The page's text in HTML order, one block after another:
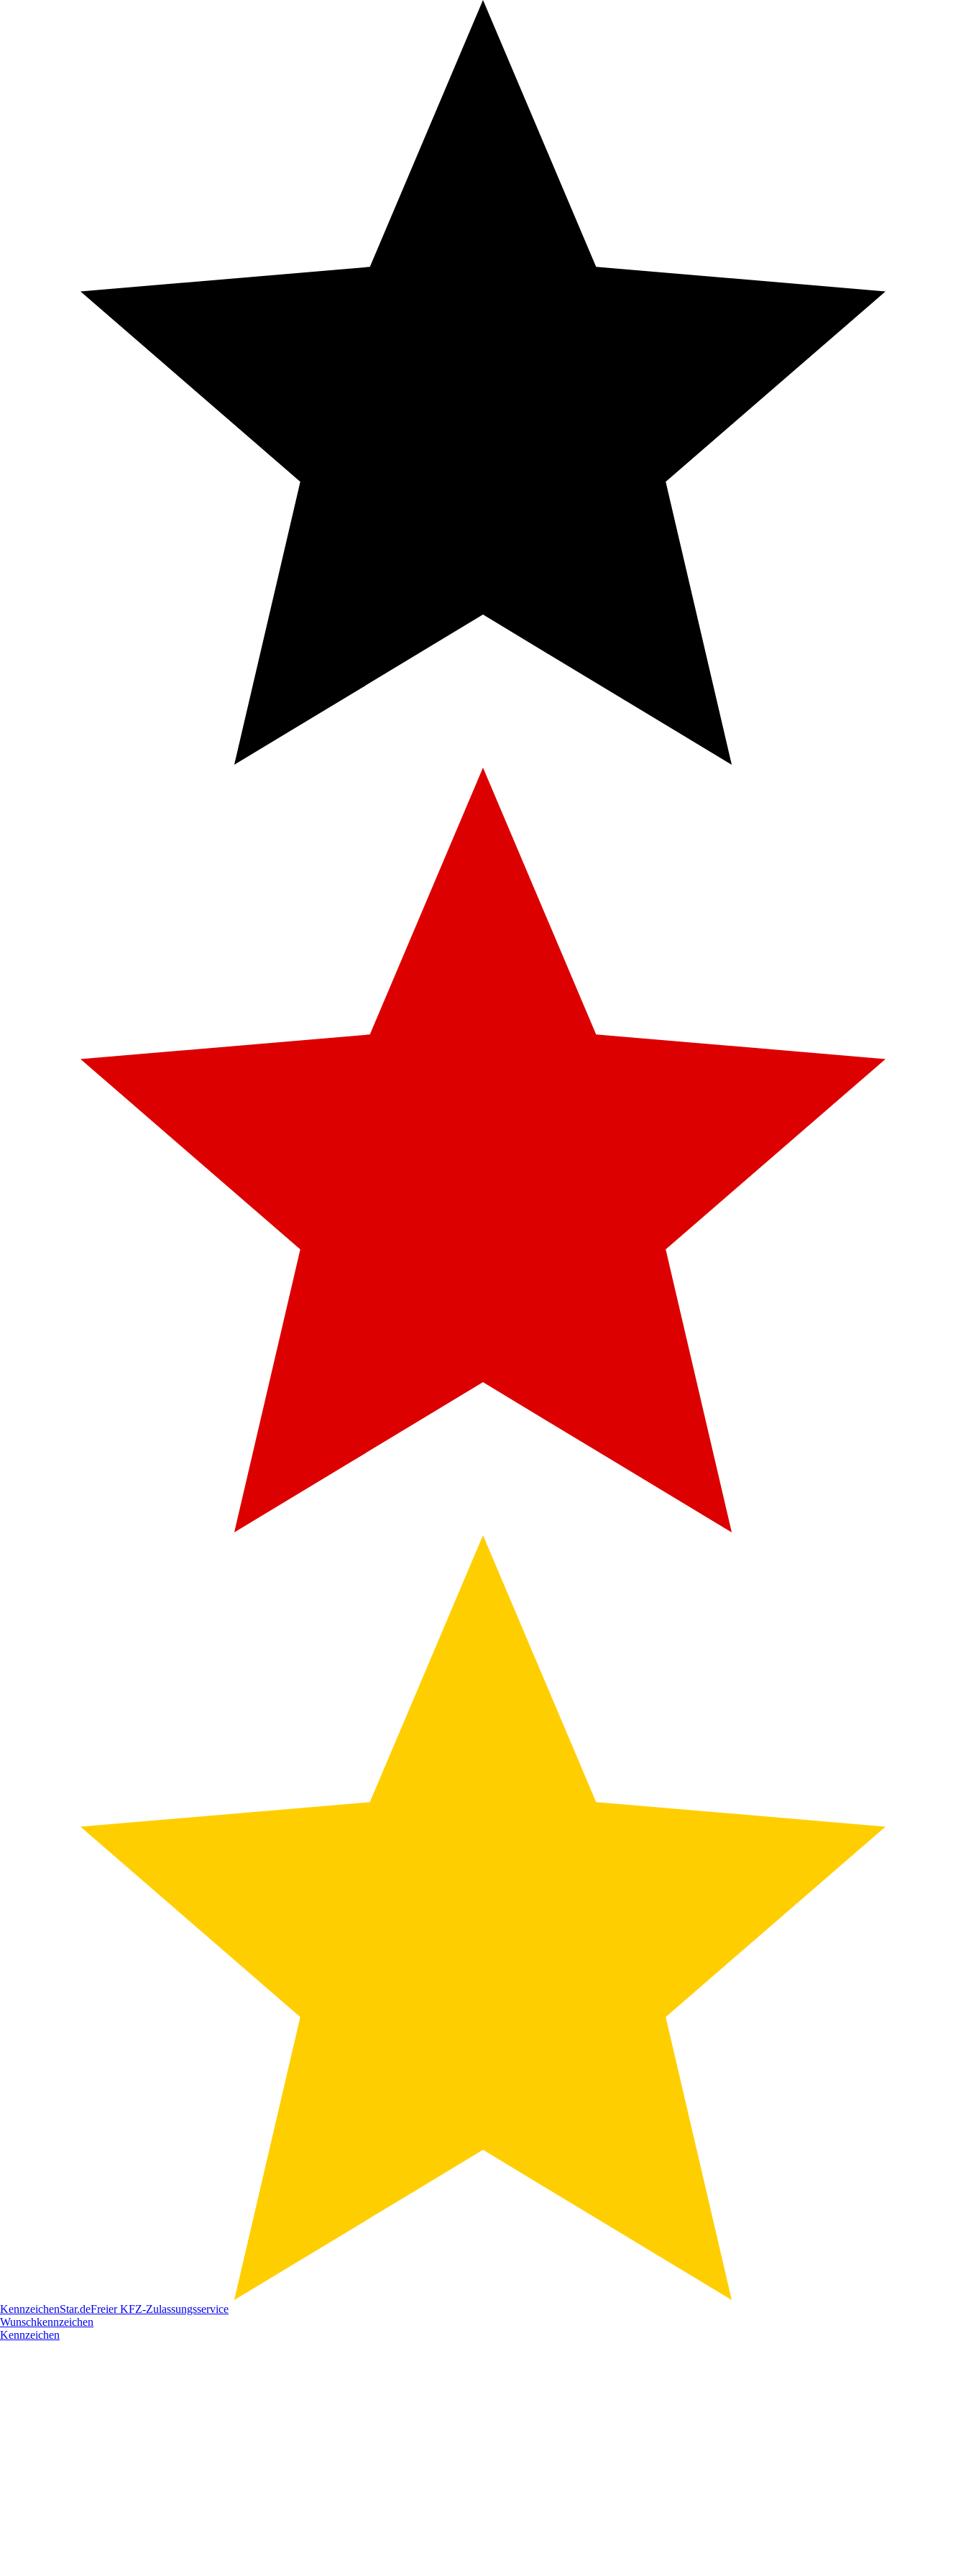
KennzeichenStar.deFreier KFZ-Zulassungsservice
Wunschkennzeichen
Kennzeichen